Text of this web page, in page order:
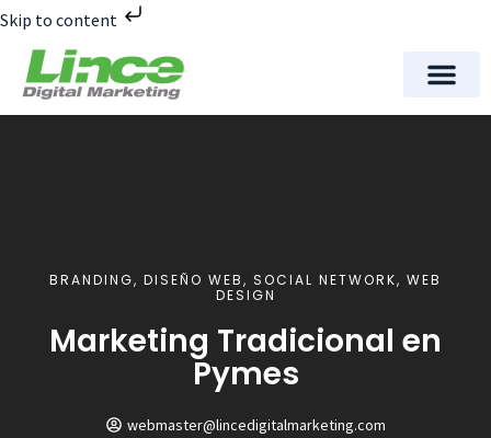
Skip to content
BRANDING, DISEÑO WEB, SOCIAL NETWORK, WEB
DESIGN
Marketing Tradicional en
Pymes
webmaster@lincedigitalmarketing.com